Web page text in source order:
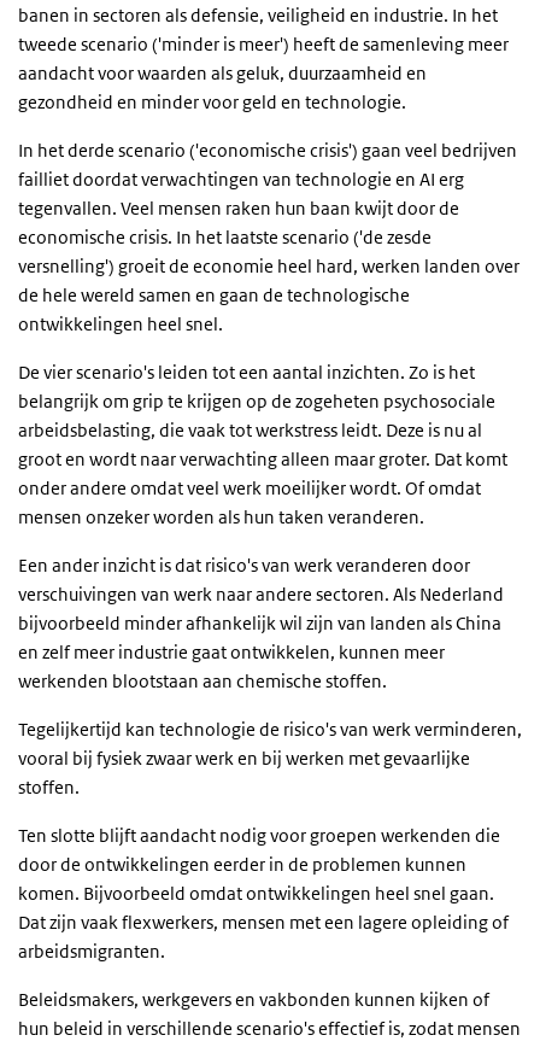
banen in sectoren als defensie, veiligheid en industrie. In het
tweede scenario ('minder is meer') heeft de samenleving meer
aandacht voor waarden als geluk, duurzaamheid en
gezondheid en minder voor geld en technologie.
In het derde scenario ('economische crisis') gaan veel bedrijven
failliet doordat verwachtingen van technologie en AI erg
tegenvallen. Veel mensen raken hun baan kwijt door de
economische crisis. In het laatste scenario ('de zesde
versnelling') groeit de economie heel hard, werken landen over
de hele wereld samen en gaan de technologische
ontwikkelingen heel snel.
De vier scenario's leiden tot een aantal inzichten. Zo is het
belangrijk om grip te krijgen op de zogeheten psychosociale
arbeidsbelasting, die vaak tot werkstress leidt. Deze is nu al
groot en wordt naar verwachting alleen maar groter. Dat komt
onder andere omdat veel werk moeilijker wordt. Of omdat
mensen onzeker worden als hun taken veranderen.
Een ander inzicht is dat risico's van werk veranderen door
verschuivingen van werk naar andere sectoren. Als Nederland
bijvoorbeeld minder afhankelijk wil zijn van landen als China
en zelf meer industrie gaat ontwikkelen, kunnen meer
werkenden blootstaan aan chemische stoffen.
Tegelijkertijd kan technologie de risico's van werk verminderen,
vooral bij fysiek zwaar werk en bij werken met gevaarlijke
stoffen.
Ten slotte blijft aandacht nodig voor groepen werkenden die
door de ontwikkelingen eerder in de problemen kunnen
komen. Bijvoorbeeld omdat ontwikkelingen heel snel gaan.
Dat zijn vaak flexwerkers, mensen met een lagere opleiding of
arbeidsmigranten.
Beleidsmakers, werkgevers en vakbonden kunnen kijken of
hun beleid in verschillende scenario's effectief is, zodat mensen